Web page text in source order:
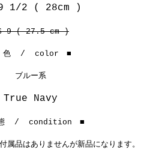
1/2 ( 28cm )
9 ( 27.5 cm )
色 / color ■
ブルー系
True Navy
/ condition ■
属品はありませんが新品になります。